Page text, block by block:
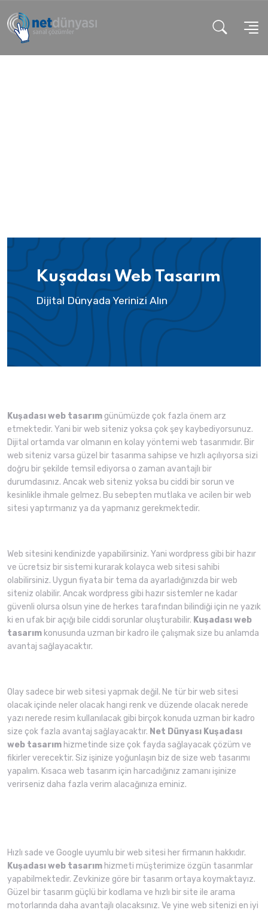
Kuşadası Web Tasarım
Dijital Dünyada Yerinizi Alın
Kuşadası web tasarım günümüzde çok fazla önem arz
etmektedir. Yani bir web siteniz yoksa çok şey kaybediyorsunuz.
Dijital ortamda var olmanın en kolay yöntemi web tasarımıdır. Bir
web siteniz varsa güzel bir tasarıma sahipse ve hızlı açılıyorsa sizi
doğru bir şekilde temsil ediyorsa o zaman avantajlı bir
durumdasınız. Ancak web siteniz yoksa bu ciddi bir sorun ve
kesinlikle ihmale gelmez. Bu sebepten mutlaka ve acilen bir web
sitesi yaptırmanız ya da yapmanız gerekmektedir.
Web sitesini kendinizde yapabilirsiniz. Yani wordpress gibi bir hazır
ve ücretsiz bir sistemi kurarak kolayca web sitesi sahibi
olabilirsiniz. Uygun fiyata bir tema da ayarladığınızda bir web
siteniz olabilir. Ancak wordpress gibi hazır sistemler ne kadar
güvenli olursa olsun yine de herkes tarafından bilindiği için ne yazık
ki en ufak bir açığı bile ciddi sorunlar oluşturabilir. Kuşadası web
tasarım konusunda uzman bir kadro ile çalışmak size bu anlamda
avantaj sağlayacaktır.
Olay sadece bir web sitesi yapmak değil. Ne tür bir web sitesi
olacak içinde neler olacak hangi renk ve düzende olacak nerede
yazı nerede resim kullanılacak gibi birçok konuda uzman bir kadro
size çok fazla avantaj sağlayacaktır. Net Dünyası Kuşadası
web tasarım hizmetinde size çok fayda sağlayacak çözüm ve
fikirler verecektir. Siz işinize yoğunlaşın biz de size web tasarımı
yapalım. Kısaca web tasarım için harcadığınız zamanı işinize
verirseniz daha fazla verim alacağınıza eminiz.
Hızlı sade ve Google uyumlu bir web sitesi her firmanın hakkıdır.
Kuşadası web tasarım hizmeti müşterimize özgün tasarımlar
yapabilmektedir. Zevkinize göre bir tasarım ortaya koymaktayız.
Güzel bir tasarım güçlü bir kodlama ve hızlı bir site ile arama
motorlarında daha avantajlı olacaksınız. Ve yine web sitenizi en iyi